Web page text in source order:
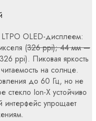
OLED-дисплеем:
(326 ppi); 44 мм —
326 ppi). Пиковая яркость
на солнце.
до 60 Гц, но не
стекло Ion-X устойчиво
интерфейс упрощает